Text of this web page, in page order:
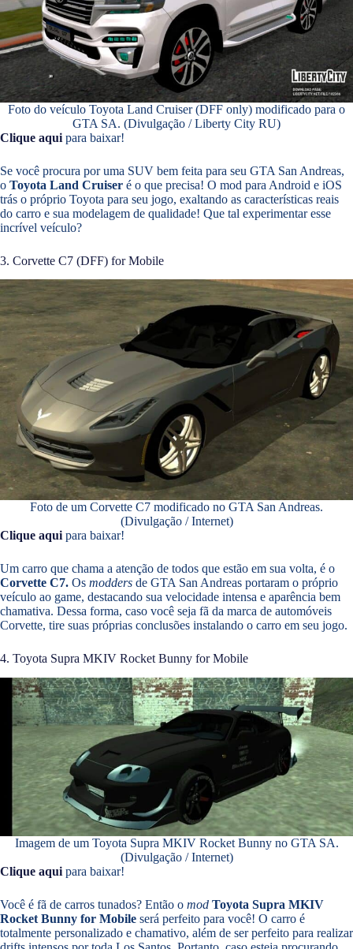
Foto do veículo Toyota Land Cruiser (DFF only) modificado para o
GTA SA. (Divulgação / Liberty City RU)
Clique aqui para baixar!
Se você procura por uma SUV bem feita para seu GTA San Andreas,
o Toyota Land Cruiser é o que precisa! O mod para Android e iOS
trás o próprio Toyota para seu jogo, exaltando as características reais
do carro e sua modelagem de qualidade! Que tal experimentar esse
incrível veículo?
3. Corvette C7 (DFF) for Mobile
Foto de um Corvette C7 modificado no GTA San Andreas.
(Divulgação / Internet)
Clique aqui para baixar!
Um carro que chama a atenção de todos que estão em sua volta, é o
Corvette C7. Os modders de GTA San Andreas portaram o próprio
veículo ao game, destacando sua velocidade intensa e aparência bem
chamativa. Dessa forma, caso você seja fã da marca de automóveis
Corvette, tire suas próprias conclusões instalando o carro em seu jogo.
4. Toyota Supra MKIV Rocket Bunny for Mobile
Imagem de um Toyota Supra MKIV Rocket Bunny no GTA SA.
(Divulgação / Internet)
Clique aquipara baixar!
Você é fã de carros tunados? Então o mod Toyota Supra MKIV
Rocket Bunny for Mobile será perfeito para você! O carro é
totalmente personalizado e chamativo, além de ser perfeito para realizar